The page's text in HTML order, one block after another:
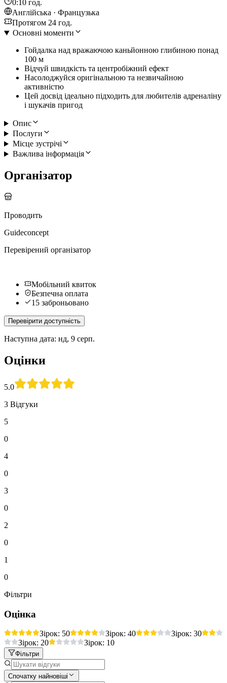
0:10 год.
Англійська · Французька
Протягом 24 год.
Основні моменти
Гойдалка над вражаючою каньйонною глибиною понад
100 м
Відчуй швидкість та центробіжний ефект
Насолоджуйся оригінальною та незвичайною
активністю
Цей досвід ідеально підходить для любителів адреналіну
і шукачів пригод
Опис
Послуги
Місце зустрічі
Важлива інформація
Організатор
Проводить
Guideconcept
Перевірений організатор
Мобільний квиток
Безпечна оплата
15 заброньовано
Перевірити доступність
Наступна дата: нд, 9 серп.
Оцінки
5.0
3 Відгуки
5
0
4
0
3
0
2
0
1
0
Фільтри
Оцінка
Зірок: 50 Зірок: 40 Зірок: 30
Зірок: 20 Зірок: 10
Фільтри
Спочатку найновіші